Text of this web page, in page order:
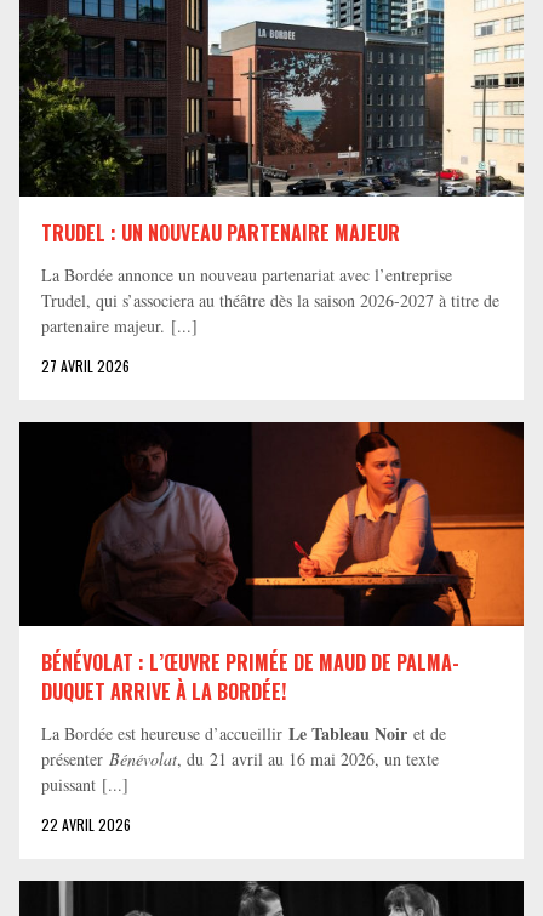
TRUDEL : UN NOUVEAU PARTENAIRE MAJEUR
La Bordée annonce un nouveau partenariat avec l’entreprise
Trudel, qui s’associera au théâtre dès la saison 2026-2027 à titre de
partenaire majeur. [...]
27 AVRIL 2026
BÉNÉVOLAT : L’ŒUVRE PRIMÉE DE MAUD DE PALMA-
DUQUET ARRIVE À LA BORDÉE!
La Bordée est heureuse d’accueillir Le Tableau Noir et de
présenter Bénévolat, du 21 avril au 16 mai 2026, un texte
puissant [...]
22 AVRIL 2026